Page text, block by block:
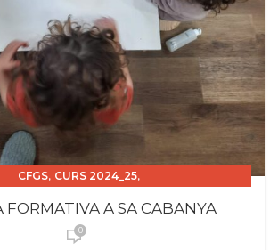
CFGS, CURS 2024_25,
FORMATIVA A SA CABANYA
0